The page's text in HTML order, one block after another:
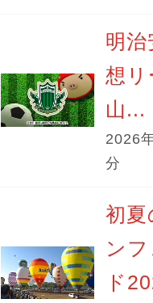
明治
想リ
山...
2026
分
初夏
ン
ド